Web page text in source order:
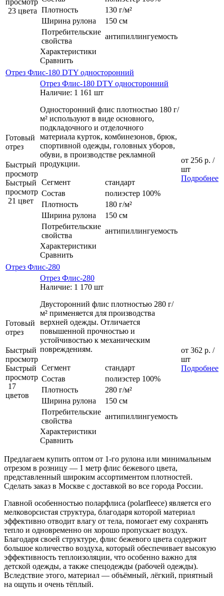
23 цвета Плотность
130 г/м²
Ширина рулона
150 см
Потребительские
свойства
антипиллингуемость
Характеристики
Сравнить
Отрез Флис-180 DTY односторонний
Готовый
отрез
Быстрый
просмотр
Быстрый
просмотр
21 цвет
Отрез Флис-180 DTY односторонний
Наличие: 1 161 шт
Односторонний флис плотностью 180 г/
м² используют в виде основного,
подкладочного и отделочного
материала курток, комбинезонов, брюк,
спортивной одежды, головных уборов,
обуви, в производстве рекламной
продукции.
Сегмент
стандарт
Состав
полиэстер 100%
Плотность
180 г/м²
Ширина рулона
150 см
Потребительские
свойства
антипиллингуемость
Характеристики
Сравнить
от 256 р. /
шт
Подробнее
Отрез Флис-280
Готовый
отрез
Быстрый
просмотр
Быстрый
просмотр
17
цветов
Отрез Флис-280
Наличие: 1 170 шт
Двусторонний флис плотностью 280 г/
м² применяется для производства
верхней одежды. Отличается
повышенной прочностью и
устойчивостью к механическим
повреждениям.
Сегмент
стандарт
Состав
полиэстер 100%
Плотность
280 г/м²
Ширина рулона
150 см
Потребительские
свойства
антипиллингуемость
Характеристики
Сравнить
от 362 р. /
шт
Подробнее
Предлагаем купить оптом от 1-го рулона или минимальным
отрезом в розницу — 1 метр флис бежевого цвета,
представленный широким ассортиментом плотностей.
Сделать заказ в Москве с доставкой во все города России.
Главной особенностью поларфлиса (polarfleece) является его
мелковорсистая структура, благодаря которой материал
эффективно отводит влагу от тела, помогает ему сохранять
тепло и одновременно он хорошо пропускает воздух.
Благодаря своей структуре, флис бежевого цвета содержит
большое количество воздуха, который обеспечивает высокую
эффективность теплоизоляции, что особенно важно для
детской одежды, а также спецодежды (рабочей одежды).
Вследствие этого, материал — объёмный, лёгкий, приятный
на ощупь и очень тёплый.